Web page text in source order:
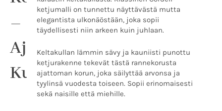
–
Ajaton
Kultaklassikko
ketjumalli on tunnettu näyttävästä mutta
elegantista ulkonäöstään, joka sopii
täydellisesti niin arkeen kuin juhlaan.
Keltakullan lämmin sävy ja kauniisti punottu
ketjurakenne tekevät tästä rannekorusta
ajattoman korun, joka säilyttää arvonsa ja
tyylinsä vuodesta toiseen. Sopii erinomaisesti
sekä naisille että miehille.